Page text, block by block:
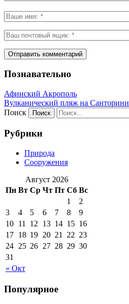
Познавательно
Афинский Акрополь
Вулканический пляж на Санторини
Поиск
Рубрики
Природа
Сооружения
Август 2026
Пн Вт Ср Чт Пт Сб Вс
« Окт
1
2
3
4 5 6 7 8
9
10 11 12 13 14 15 16
17 18 19 20 21 22 23
24 25 26 27 28 29 30
31
Популярное